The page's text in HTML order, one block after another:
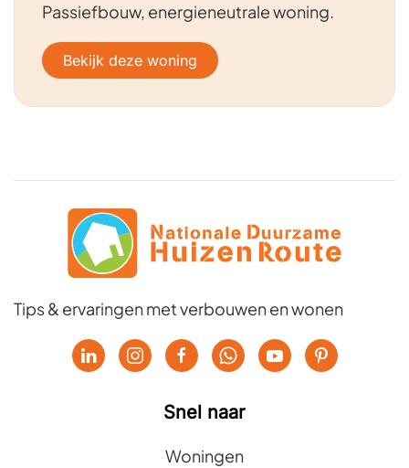
Passiefbouw, energieneutrale woning.
Bekijk deze woning
Tips & ervaringen met verbouwen en wonen
Snel naar
Woningen